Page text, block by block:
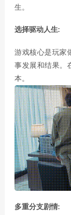
生。
选择驱动人生:
游戏核心是玩家
事发展和结果。
本。
多重分支剧情: